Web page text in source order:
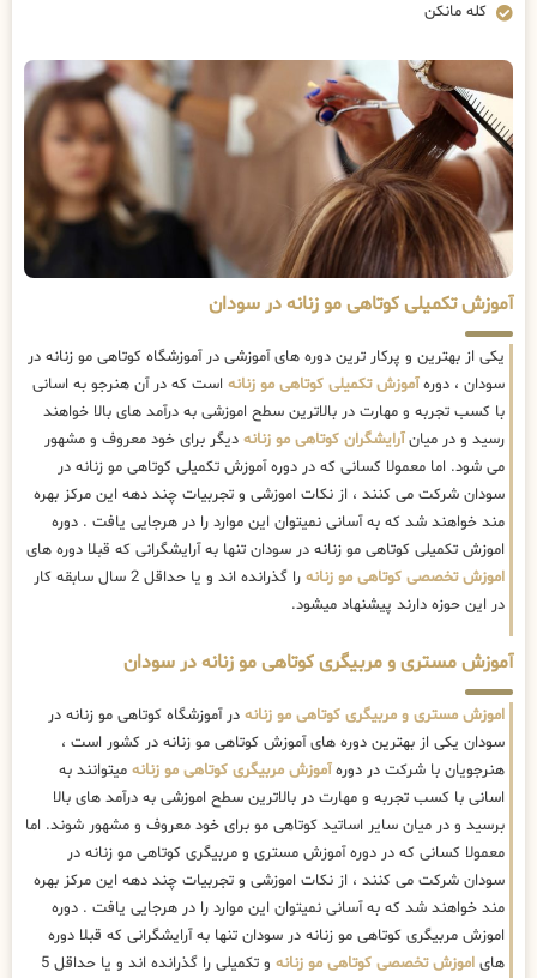
کله مانکن
آموزش تکمیلی کوتاهی مو زنانه در سودان
یکی از بهترین و پرکار ترین دوره های آموزشی در آموزشگاه کوتاهی مو زنانه در
سودان ، دورهآموزش تکمیلی کوتاهی مو زنانه است که در آن هنرجو به اسانی
با کسب تجربه و مهارت در بالاترین سطح اموزشی به درآمد های بالا خواهند
رسید و در میانآرایشگران کوتاهی مو زنانه دیگر برای خود معروف و مشهور
می شود. اما معمولا کسانی که در دوره آموزش تکمیلی کوتاهی مو زنانه در
سودان شرکت می کنند ، از نکات اموزشی و تجربیات چند دهه این مرکز بهره
مند خواهند شد که به آسانی نمیتوان این موارد را در هرجایی یافت . دوره
اموزش تکمیلی کوتاهی مو زنانه در سودان تنها به آرایشگرانی که قبلا دوره های
اموزش تخصصی کوتاهی مو زنانه
را گذرانده اند و یا حداقل 2 سال سابقه کار
در این حوزه دارند پیشنهاد میشود.
آموزش مستری و مربیگری کوتاهی مو زنانه در سودان
اموزش مستری و مربیگری کوتاهی مو زنانه در آموزشگاه کوتاهی مو زنانه در
سودان یکی از بهترین دوره های آموزش کوتاهی مو زنانه در کشور است ،
هنرجویان با شرکت در دورهآموزش مربیگری کوتاهی مو زنانه میتوانند به
اسانی با کسب تجربه و مهارت در بالاترین سطح اموزشی به درآمد های بالا
برسید و در میان سایر اساتید کوتاهی مو برای خود معروف و مشهور شوند. اما
معمولا کسانی که در دوره آموزش مستری و مربیگری کوتاهی مو زنانه در
سودان شرکت می کنند ، از نکات اموزشی و تجربیات چند دهه این مرکز بهره
مند خواهند شد که به آسانی نمیتوان این موارد را در هرجایی یافت . دوره
اموزش مربیگری کوتاهی مو زنانه در سودان تنها به آرایشگرانی که قبلا دوره
های اموزش تخصصی کوتاهی مو زنانه
و تکمیلی را گذرانده اند و یا حداقل 5